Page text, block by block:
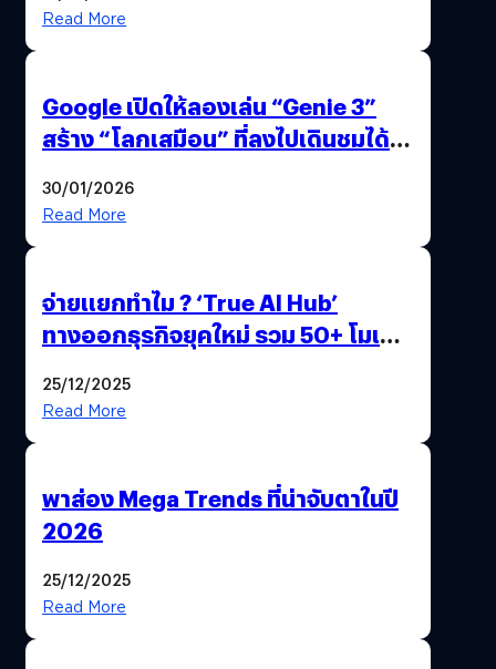
Read More
Google เปิดให้ลองเล่น “Genie 3”
สร้าง “โลกเสมือน” ที่ลงไปเดินชมได้
30/01/2026
Read More
จ่ายแยกทำไม ? ‘True AI Hub’
ทางออกธุรกิจยุคใหม่ รวม 50+ โมเดล
25/12/2025
Read More
พาส่อง Mega Trends ที่น่าจับตาในปี
2026
25/12/2025
Read More